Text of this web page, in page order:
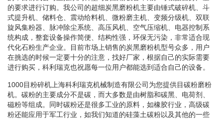
的要求进行订购。我公司的超细炭黑磨粉机主要由锤式破碎机、斗
式提升机、储料仓、震动给料机、微粉磨主机、变频分级机、双联
旋风集粉器、脉冲除尘系统、高压风机、空气压缩机、电器控制系
统构成，整套设备操作简便、结构性强，环保无污染，非常适合现
代化石粉生产企业。目前市场上销售的炭黑磨粉机型号众多，用户
在挑选的时候一定要十分的注意，找好厂家，根据自己的实际需要
进行购买，科利瑞克也祝愿每一位用户都能选到适合自己的设备。
1000目粉碎机上海科利瑞克机械制造有限公司为您提供目碳粉磨粉
机。碳粉的主要成分不是碳，而大多数是由树脂和碳黑、电荷剂、
磁粉等组成。同时碳粉还是很多工业的原料，如橡胶行业，高级碳
粉还能应用于军工行业，如我们知道的硅藻土碳粉以及其他的一些